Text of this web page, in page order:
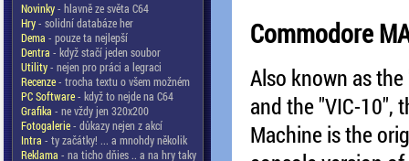
Novinky- hlavně ze světa C64
Hry- solidní databáze her
Dema - pouze ta nejlepší
Dentra - když stačí jeden soubor
Utility- nejen pro práci a legraci
Recenze- trocha textu o všem možném
PC Software- když to nejde na C64
Grafika - ne vždy jen 320x200
Fotogalerie- důkazy nejen z akcí
Intra - ty začátky! ... a mnohdy několik
Reklama - na ticho dňies .. a na hry taky
Commodore
Also known as
and the "VIC-10",
Machine is the